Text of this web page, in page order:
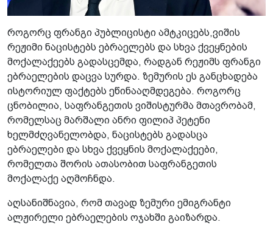
როგორც ფრანგი პუბლიცისტი ამტკიცებს,ვიშის
რეჟიმი ნაცისტებს ებრაელებს და სხვა ქვეყნების
მოქალაქეებს გადასცემდა, რადგან რეჟიმს ფრანგი
ებრაელების დაცვა სურდა. ზემურის ეს განცხადება
ისტორიულ ფაქტებს ეწინააღმდეგება. როგორც
ცნობილია, საფრანგეთის ვიშისტურმა მთავრობამ,
რომელსაც მარშალი ანრი ფილიპ პეტენი
ხელმძღვანელობდა, ნაცისტებს გადასცა
ებრაელები და სხვა ქვეყნის მოქალაქეები,
რომელთა შორის ათასობით საფრანგეთის
მოქალაქე აღმოჩნდა.
აღსანიშნავია, რომ თავად ზემური ემიგრანტი
ალჟირელი ებრაელების ოჯახში გაიზარდა.